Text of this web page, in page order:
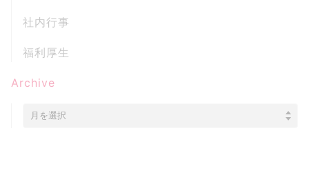
社内行事
福利厚生
Archive